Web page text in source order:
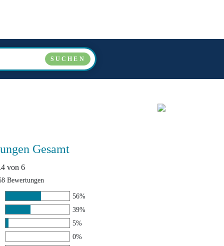
SUCHEN
Gesamt
von 6
Bewertungen
56%
39%
5%
0%